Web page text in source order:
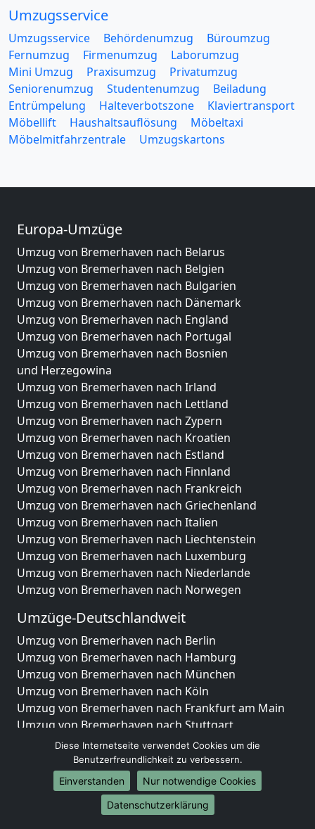
Umzugsservice
Umzugsservice Behördenumzug
Büroumzug
Fernumzug
Firmenumzug
Laborumzug
Mini Umzug
Praxisumzug
Privatumzug
Seniorenumzug
Studentenumzug
Beiladung
Entrümpelung
Halteverbotszone
Klaviertransport
Möbellift
Haushaltsauflösung
Möbeltaxi
Möbelmitfahrzentrale
Umzugskartons
Europa-Umzüge
Umzug von Bremerhaven nach Belarus
Umzug von Bremerhaven nach Belgien
Umzug von Bremerhaven nach Bulgarien
Umzug von Bremerhaven nach Dänemark
Umzug von Bremerhaven nach England
Umzug von Bremerhaven nach Portugal
Umzug von Bremerhaven nach Bosnien
und Herzegowina
Umzug von Bremerhaven nach Irland
Umzug von Bremerhaven nach Lettland
Umzug von Bremerhaven nach Zypern
Umzug von Bremerhaven nach Kroatien
Umzug von Bremerhaven nach Estland
Umzug von Bremerhaven nach Finnland
Umzug von Bremerhaven nach Frankreich
Umzug von Bremerhaven nach Griechenland
Umzug von Bremerhaven nach Italien
Umzug von Bremerhaven nach Liechtenstein
Umzug von Bremerhaven nach Luxemburg
Umzug von Bremerhaven nach Niederlande
Umzug von Bremerhaven nach Norwegen
Umzüge-Deutschlandweit
Umzug von Bremerhaven nach Berlin
Umzug von Bremerhaven nach Hamburg
Umzug von Bremerhaven nach München
Umzug von Bremerhaven nach Köln
Umzug von Bremerhaven nach Frankfurt am Main
Umzug von Bremerhaven nach Stuttgart
Umzug von Bremerhaven nach Düsseldorf
Umzug von Bremerhaven nach Leipzig
Umzug von Bremerhaven nach Dortmund
Umzug von Bremerhaven nach Essen
Umzug von Bremerhaven nach Bremen
Diese Internetseite verwendet Cookies um die
Benutzerfreundlichkeit zu verbessern.
Einverstanden
Nur notwendige Cookies
Datenschutzerklärung